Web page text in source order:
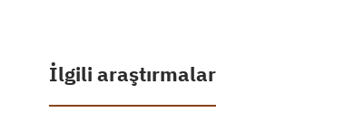
İlgili araştırmalar